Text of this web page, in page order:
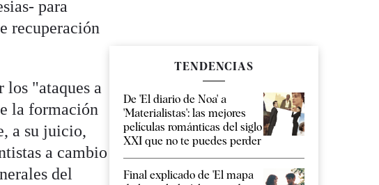
para
recuperación
los "ataques a
la formación
a su juicio,
a cambio
del
TENDENCIAS
De 'El diario de Noa' a
'Materialistas': las mejores
películas románticas del siglo
XXI que no te puedes perder
Final explicado de 'El mapa